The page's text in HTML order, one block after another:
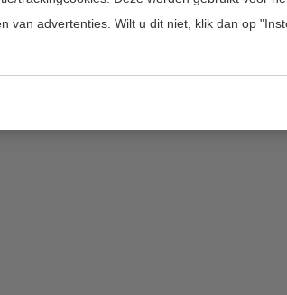
van advertenties. Wilt u dit niet, klik dan op
Copyright 2026 by Innofunding BV |